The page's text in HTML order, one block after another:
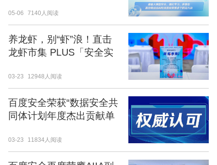
05-06 7140人阅读
养龙虾，别“虾”浪！直击
龙虾市集 PLUS「安全实
03-23 12948人阅读
百度安全荣获“数据安全共
同体计划年度杰出贡献单
单位”
03-23 11834人阅读